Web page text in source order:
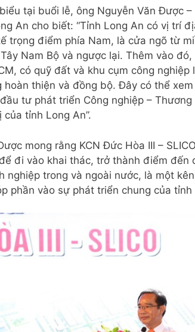
tại buổi lễ, ông Nguyễn Văn Được
An cho biết: “Tỉnh Long An có vị trí
trọng điểm phía Nam, là cửa ngõ từ
Nam Bộ và ngược lại. Thêm vào
có quỹ đất và khu cụm công
hoàn thiện và đồng bộ. Đây có thể
tư phát triển Công nghiệp –
của tỉnh Long An”.
mong rằng KCN Đức Hòa III –
đi vào khai thác, trở thành điểm đến
nghiệp trong và ngoài nước, là một
phần vào sự phát triển chung của tỉnh